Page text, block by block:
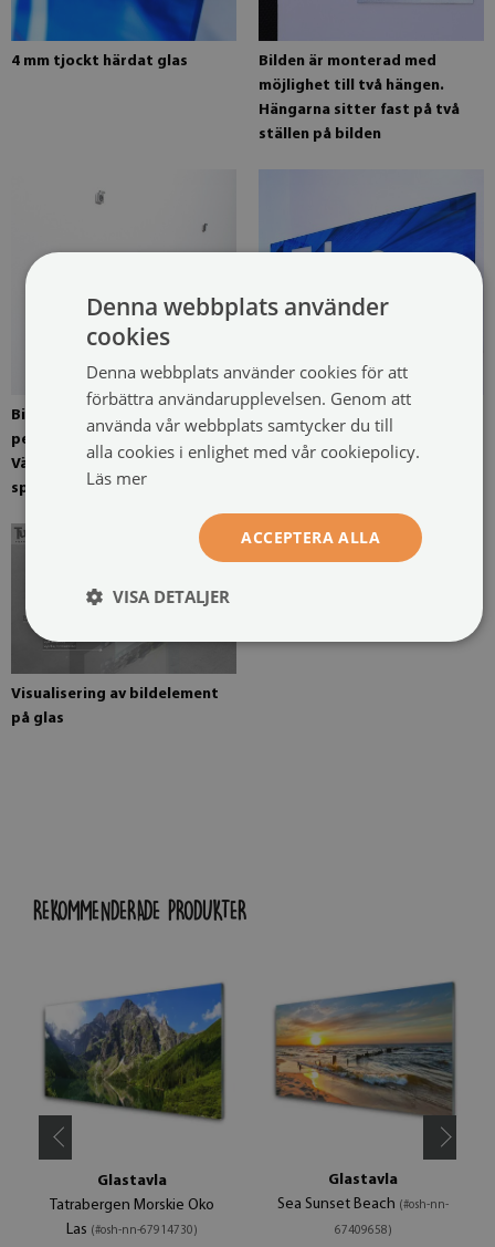
4 mm tjockt härdat glas
Bilden är monterad med
möjlighet till två hängen.
Hängarna sitter fast på två
ställen på bilden
Bild monterad med fyra
pendlar som tillval.
Väggmonterade
spegelpendlar
Bild klar för installation
Visualisering av bildelement
på glas
REKOMMENDERADE PRODUKTER
Glastavla
Tatrabergen Morskie Oko
Las (#osh-nn-67914730)
Glastavla
Sea Sunset Beach (#osh-nn-
67409658)
Denna webbplats använder
cookies
Denna webbplats använder cookies för att
förbättra användarupplevelsen. Genom att
använda vår webbplats samtycker du till
alla cookies i enlighet med vår cookiepolicy.
Läs mer
ACCEPTERA ALLA
VISA DETALJER